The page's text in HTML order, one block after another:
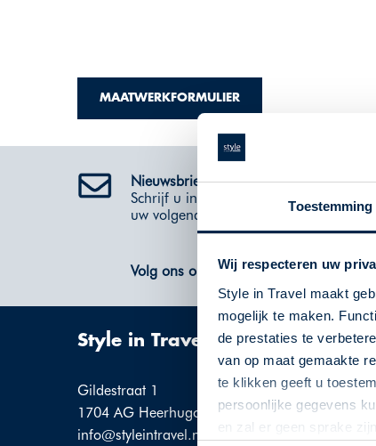
Toestemming
Wij respecteren uw
Style in Travel maakt
mogelijk te maken.
de prestaties te
van op maat gemaakte
te klikken geeft u
persoonlijke gegevens
en zal er geen sprake
MAATWERKFORMULIER
Nieuwsbrief
Schrijf u in voor de nieuwsbrief en
uw volgende reis!
Volg ons op Social Media
Style in Travel
Gildestraat 1
1704 AG Heerhugowaard
info@styleintravel.nl